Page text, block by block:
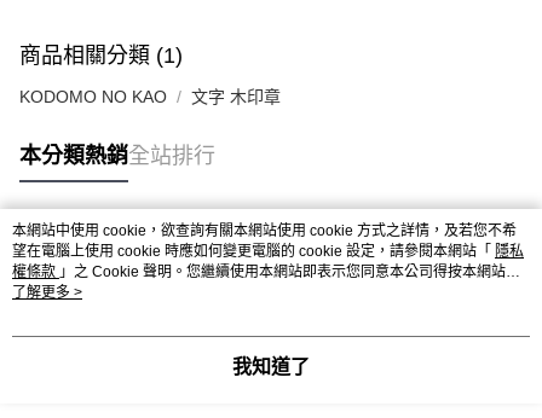
商品相關分類 (1)
KODOMO NO KAO 文字 木印章
本分類熱銷全站排行
熱門標籤
本網站中使用 cookie，欲查詢有關本網站使用 cookie 方式之詳情，及若您不希
望在電腦上使用 cookie 時應如何變更電腦的 cookie 設定，請參閱本網站「 隱私
權條款 」之 Cookie 聲明。您繼續使用本網站即表示您同意本公司得按本網站使
用條款之 Cookie 聲明使用 cookie。
了解更多 >
我知道了